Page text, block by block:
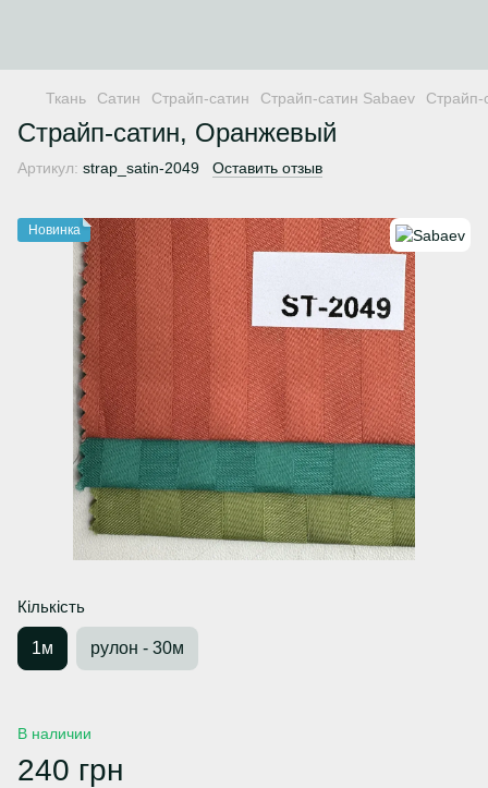
Ткань Сатин Страйп-сатин Страйп-сатин Sabaev
Страйп-сатин, Оранжевый
Артикул: strap_satin-2049 Оставить отзыв
Новинка
Кількість
1м рулон - 30м
В наличии
240 грн